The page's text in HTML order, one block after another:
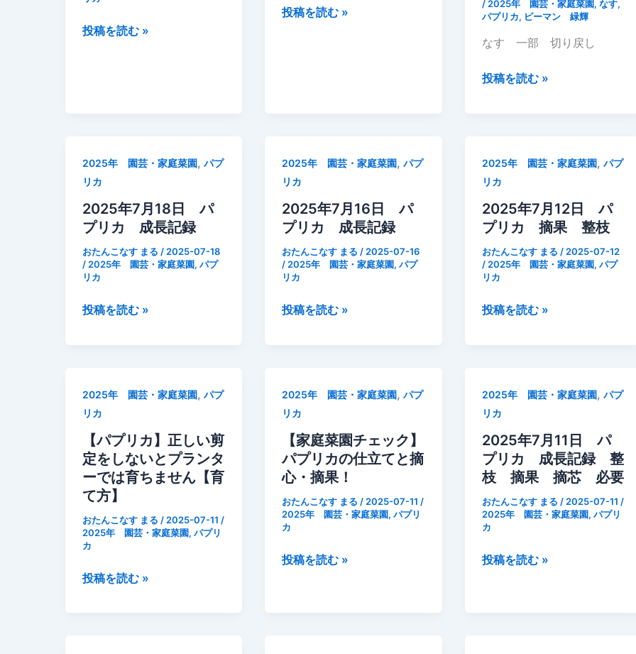
期
が
解
説
し
ま
す
タ
存
方
法〜
シ
つ
よ
を
散
布
ホ
オ
キ
2025
プ
リ
成
長
記
録
か
投稿を読む »
2025
リ
カ
長
記
録
投稿を読む »
/ 2025年 園芸・家庭菜園, なす,
パプリカ, ピーマン 緑輝
なす 一部 切り戻し
2025
日
な
す
パ
リ
カ
ー
グ
ァ
プ
K
大
粒
追
投稿を読む »
2025年 園芸・家庭菜園, パプ
リカ
2025年7月18日 パ
プリカ 成長記録
おたんこなす まる / 2025-07-18
/ 2025年 園芸・家庭菜園, パプ
リカ
2025
日
パ
プ
リ
カ
成
記
録
投稿を読む »
2025年 園芸・家庭菜園,パプ
リカ
2025年7月16日 パ
プリカ 成長記録
おたんこなす まる / 2025-07-16
/ 2025年 園芸・家庭菜園,パプ
リカ
2025
日
パ
プ
リ
カ
長
記
投稿を読む »
2025年 園芸・家庭菜園, パプ
リカ
2025年7月12日 パ
プリカ 摘果 整枝
おたんこなす まる / 2025-07-12
/ 2025年 園芸・家庭菜園, パプ
リカ
2025
日
パ
プ
リ
カ
果
整
投稿を読む »
2025年 園芸・家庭菜園, パプ
リカ
【パプリカ】正しい剪
定をしないとプランタ
ーでは育ちません【育
て方】
おたんこなす まる / 2025-07-11 /
2025年 園芸・家庭菜園, パプリ
カ
【パ
投稿を読む »
2025年 園芸・家庭菜園,パプ
リカ
【家庭菜園チェック】
パプリカの仕立てと摘
心・摘果！
おたんこなす まる / 2025-07-11 /
2025年 園芸・家庭菜園,パプリ
カ
【家
投稿を読む »
2025年 園芸・家庭菜園, パプ
リカ
2025年7月11日 パ
プリカ 成長記録 整
枝 摘果 摘芯 必要
おたんこなす まる / 2025-07-11 /
2025年 園芸・家庭菜園, パプリ
カ
2025
投稿を読む »